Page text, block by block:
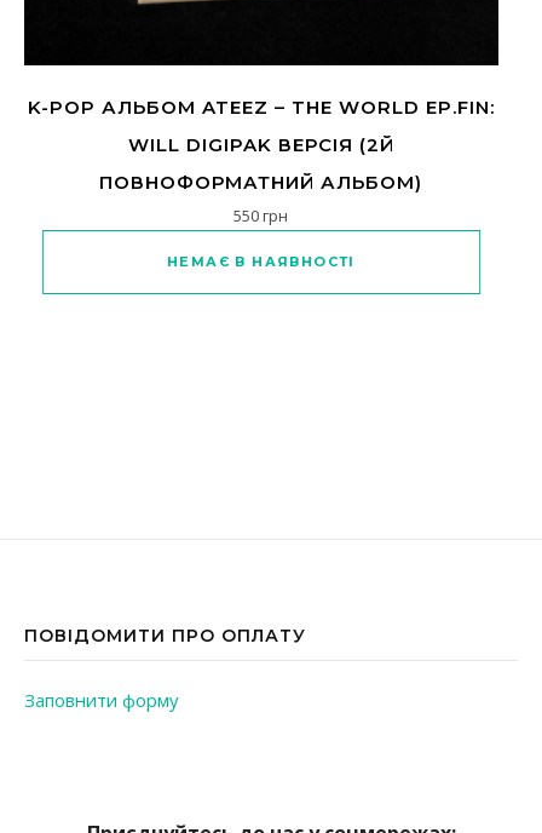
K-POP АЛЬБОМ ATEEZ – THE WORLD EP.FIN:
WILL DIGIPAK ВЕРСІЯ (2Й
ПОВНОФОРМАТНИЙ АЛЬБОМ)
550грн
НЕМАЄ В НАЯВНОСТІ
ПОВІДОМИТИ ПРО ОПЛАТУ
Заповнити форму